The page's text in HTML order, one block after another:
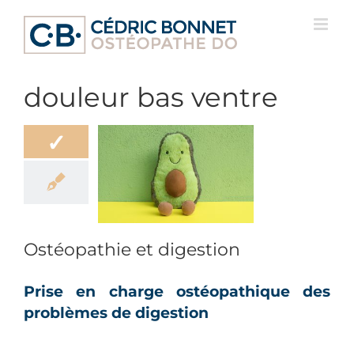
contenu
douleur bas ventre
✓
Ostéopathie et digestion
Prise en charge ostéopathique des
problèmes de digestion